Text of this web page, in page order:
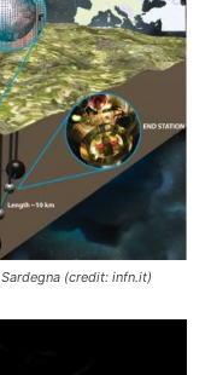
(credit: infn.it)